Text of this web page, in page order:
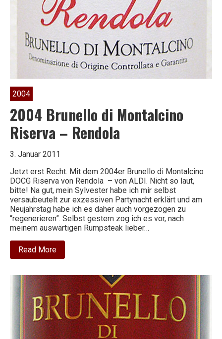
zu
kurz
für
schlechten
Wein
2004
2004 Brunello di Montalcino
Riserva – Rendola
3. Januar 2011
Jetzt erst Recht. Mit dem 2004er Brunello di Montalcino
DOCG Riserva von Rendola – von ALDI. Nicht so laut,
bitte! Na gut, mein Sylvester habe ich mir selbst
versaubeutelt zur exzessiven Partynacht erklärt und am
Neujahrstag habe ich es daher auch vorgezogen zu
“regenerieren”. Selbst gestern zog ich es vor, nach
meinem auswärtigen Rumpsteak lieber…
Read Moreabout
2004
Brunello
Montalcino
Riserva
–
Rendola